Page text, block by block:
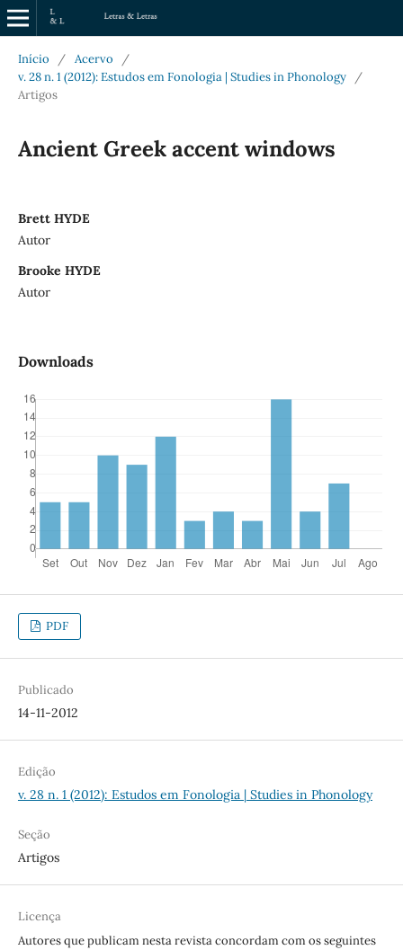
Início / Acervo
/
v. 28 n. 1 (2012): Estudos em Fonologia | Studies in Phonology
/
Artigos
Ancient Greek accent windows
Brett HYDE
Autor
Brooke HYDE
Autor
Downloads
PDF
Publicado
14-11-2012
Edição
v. 28 n. 1 (2012): Estudos em Fonologia | Studies in Phonology
Seção
Artigos
Licença
Autores que publicam nesta revista concordam com os seguintes